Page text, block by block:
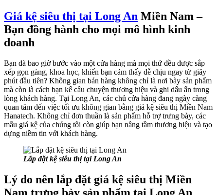
Giá kệ siêu thị tại Long An Miền Nam –
Bạn đồng hành cho mọi mô hình kinh
doanh
Bạn đã bao giờ bước vào một cửa hàng mà mọi thứ đều được sắp
xếp gọn gàng, khoa học, khiến bạn cảm thấy dễ chịu ngay từ giây
phút đầu tiên? Không gian bán hàng không chỉ là nơi bày sản phẩm
mà còn là cách bạn kể câu chuyện thương hiệu và ghi dấu ấn trong
lòng khách hàng. Tại Long An, các chủ cửa hàng đang ngày càng
quan tâm đến việc tối ưu không gian bằng giá kệ siêu thị Miền Nam
Hanatech. Không chỉ đơn thuần là sản phẩm hỗ trợ trưng bày, các
mẫu giá kệ của chúng tôi còn giúp bạn nâng tầm thương hiệu và tạo
dựng niềm tin với khách hàng.
Lắp đặt kệ siêu thị tại Long An
Lý do nên lắp đặt giá kệ siêu thị Miền
Nam trưng bày sản phẩm tại Long An